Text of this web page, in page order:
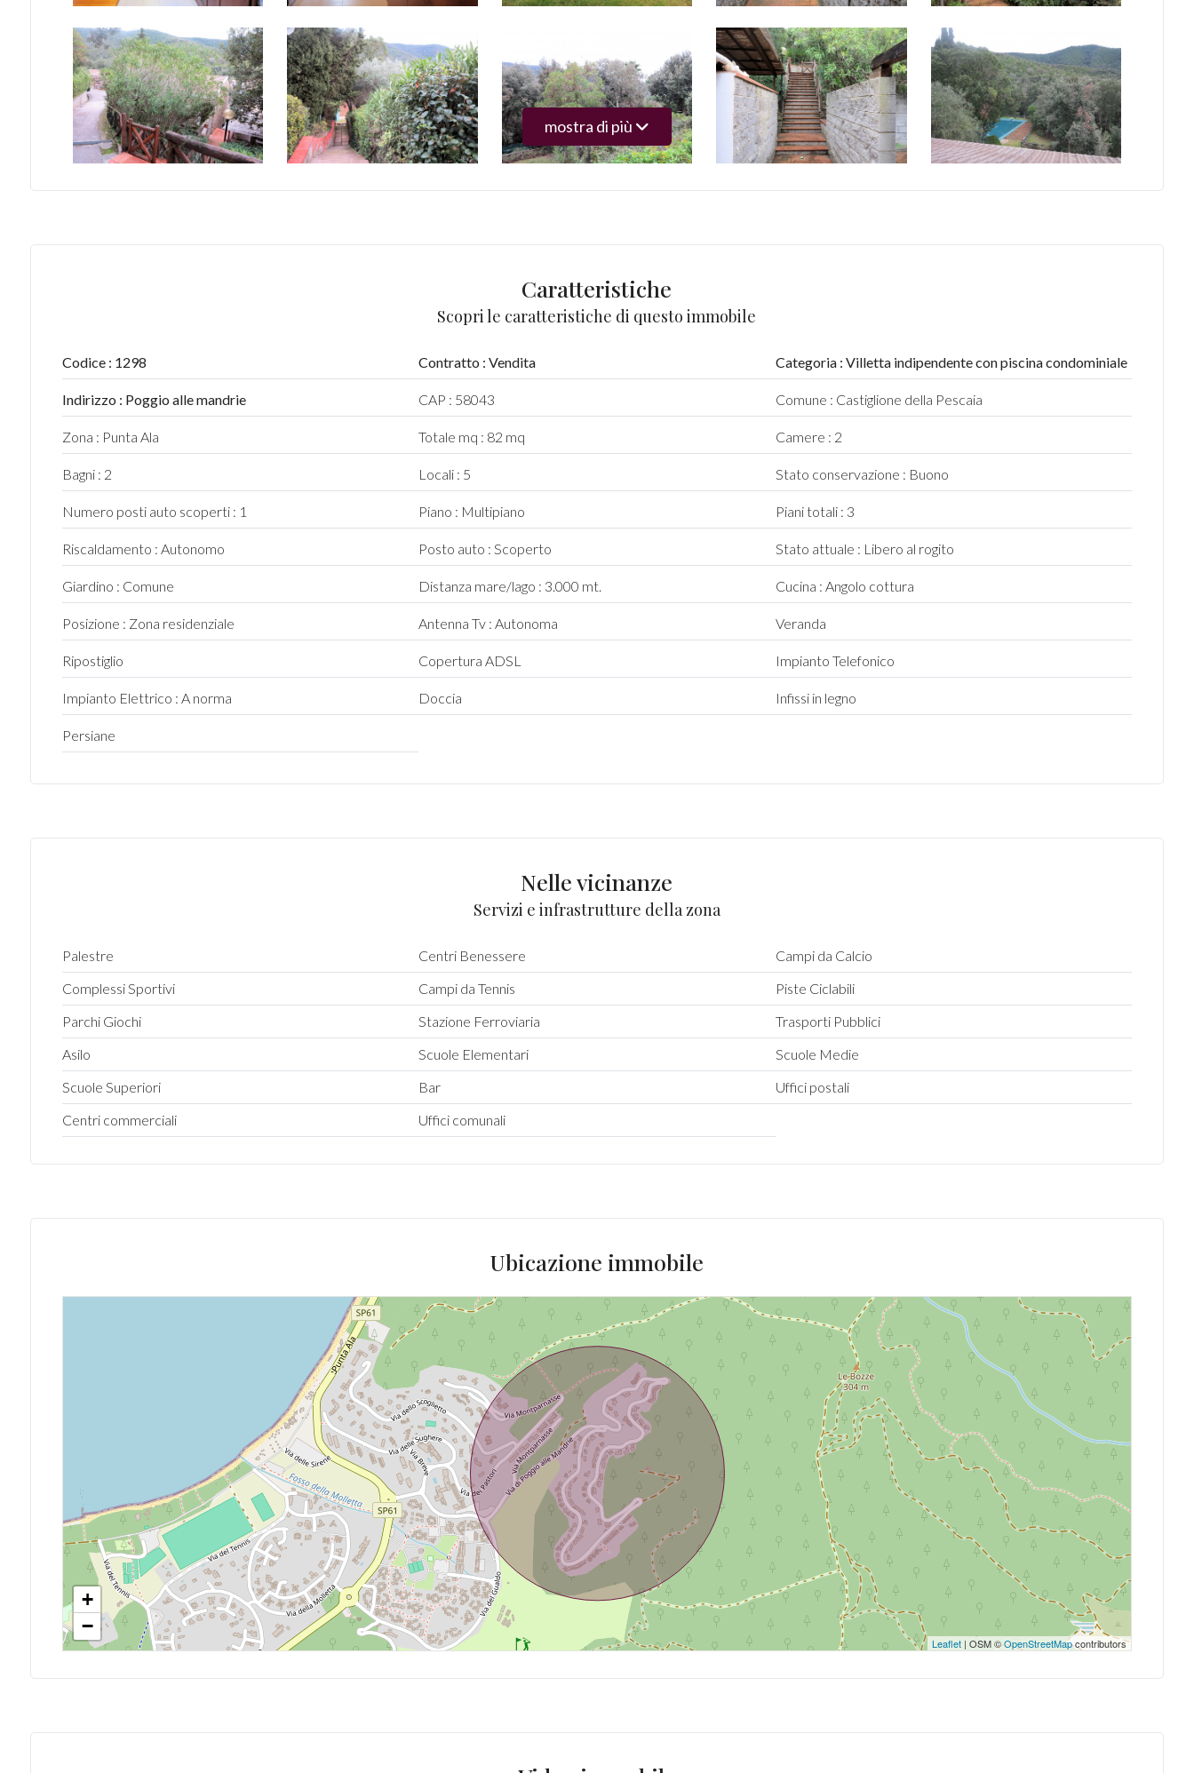
mostra di più
Caratteristiche
Scopri le caratteristiche di questo immobile
Codice : 1298 Contratto : Vendita Categoria : Villetta indipendente con piscina condominiale
Indirizzo : Poggio alle mandrie CAP : 58043 Comune : Castiglione della Pescaia
Zona : Punta Ala Totale mq : 82 mq Camere : 2
Bagni : 2 Locali : 5 Stato conservazione : Buono
Numero posti auto scoperti : 1 Piano : Multipiano Piani totali : 3
Riscaldamento : Autonomo Posto auto : Scoperto Stato attuale : Libero al rogito
Giardino : Comune Distanza mare/lago : 3.000 mt. Cucina : Angolo cottura
Posizione : Zona residenziale Antenna Tv : Autonoma Veranda
Ripostiglio Copertura ADSL Impianto Telefonico
Impianto Elettrico : A norma Doccia Infissi in legno
Persiane
Nelle vicinanze
Servizi e infrastrutture della zona
Palestre Centri Benessere
Campi da Calcio
Complessi Sportivi
Campi da Tennis
Piste Ciclabili
Parchi Giochi
Stazione Ferroviaria
Trasporti Pubblici
Asilo
Scuole Elementari
Scuole Medie
Scuole Superiori
Bar
Uffici postali
Centri commerciali
Uffici comunali
Ubicazione immobile
+
−
Leaflet | OSM ©OpenStreetMapcontributors
Qualsiasi
minimi
opzioni
Balcone/Terrazzo
Ascensore
Arredato
Nuova costruzione